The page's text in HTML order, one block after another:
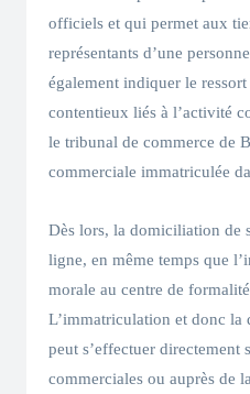
officiels et qui permet aux
représentants d’une
également indiquer le
contentieux liés à l’activité
le tribunal de commerce de
commerciale immatriculée
Dès lors, la domiciliation de
ligne, en même temps que
morale au centre de
L’immatriculation et donc
peut s’effectuer directement
commerciales ou auprès de